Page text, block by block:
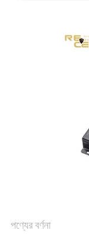
পণ্যের বর্ণনা